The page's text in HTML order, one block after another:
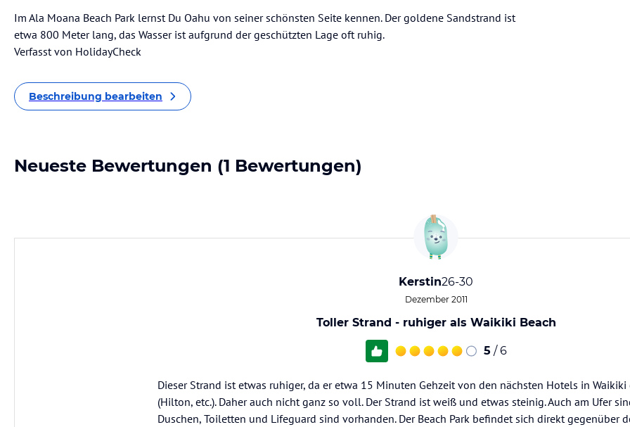
Im Ala Moana Beach Park lernst Du Oahu von seiner schönsten Seite kennen. Der goldene Sandstrand ist
etwa 800 Meter lang, das Wasser ist aufgrund der geschützten Lage oft ruhig.
Verfasst von HolidayCheck
Beschreibung bearbeiten
Neueste Bewertungen (1 Bewertungen)
Kerstin26-30
Dezember 2011
Toller Strand - ruhiger als Waikiki Beach
5 / 6
Dieser Strand ist etwas ruhiger, da er etwa 15 Minuten Gehzeit von den nächsten Hotels in
(Hilton, etc.). Daher auch nicht ganz so voll. Der Strand ist weiß und etwas steinig. Auch am Ufer
Duschen, Toiletten und Lifeguard sind vorhanden. Der Beach Park befindet sich direkt gegenüber